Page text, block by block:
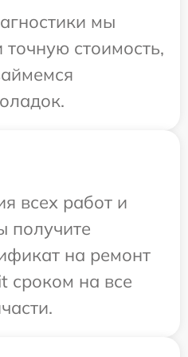
мы
стоимость,
всех работ и
получите
на ремонт
сроком на все